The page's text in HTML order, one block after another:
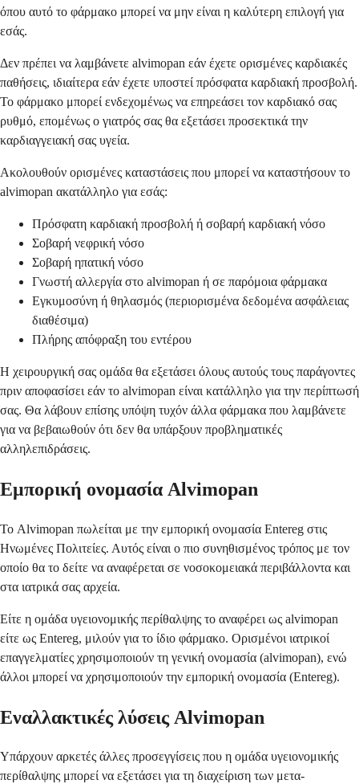
όπου αυτό το φάρμακο μπορεί να μην είναι η καλύτερη επιλογή για
εσάς.
Δεν πρέπει να λαμβάνετε alvimopan εάν έχετε ορισμένες καρδιακές
παθήσεις, ιδιαίτερα εάν έχετε υποστεί πρόσφατα καρδιακή προσβολή.
Το φάρμακο μπορεί ενδεχομένως να επηρεάσει τον καρδιακό σας
ρυθμό, επομένως ο γιατρός σας θα εξετάσει προσεκτικά την
καρδιαγγειακή σας υγεία.
Ακολουθούν ορισμένες καταστάσεις που μπορεί να καταστήσουν το
alvimopan ακατάλληλο για εσάς:
Πρόσφατη καρδιακή προσβολή ή σοβαρή καρδιακή νόσο
Σοβαρή νεφρική νόσο
Σοβαρή ηπατική νόσο
Γνωστή αλλεργία στο alvimopan ή σε παρόμοια φάρμακα
Εγκυμοσύνη ή θηλασμός (περιορισμένα δεδομένα ασφάλειας
διαθέσιμα)
Πλήρης απόφραξη του εντέρου
Η χειρουργική σας ομάδα θα εξετάσει όλους αυτούς τους παράγοντες
πριν αποφασίσει εάν το alvimopan είναι κατάλληλο για την περίπτωσή
σας. Θα λάβουν επίσης υπόψη τυχόν άλλα φάρμακα που λαμβάνετε
για να βεβαιωθούν ότι δεν θα υπάρξουν προβληματικές
αλληλεπιδράσεις.
Εμπορική ονομασία Alvimopan
Το Alvimopan πωλείται με την εμπορική ονομασία Entereg στις
Ηνωμένες Πολιτείες. Αυτός είναι ο πιο συνηθισμένος τρόπος με τον
οποίο θα το δείτε να αναφέρεται σε νοσοκομειακά περιβάλλοντα και
στα ιατρικά σας αρχεία.
Είτε η ομάδα υγειονομικής περίθαλψης το αναφέρει ως alvimopan
είτε ως Entereg, μιλούν για το ίδιο φάρμακο. Ορισμένοι ιατρικοί
επαγγελματίες χρησιμοποιούν τη γενική ονομασία (alvimopan), ενώ
άλλοι μπορεί να χρησιμοποιούν την εμπορική ονομασία (Entereg).
Εναλλακτικές λύσεις Alvimopan
Υπάρχουν αρκετές άλλες προσεγγίσεις που η ομάδα υγειονομικής
περίθαλψης μπορεί να εξετάσει για τη διαχείριση των μετα-